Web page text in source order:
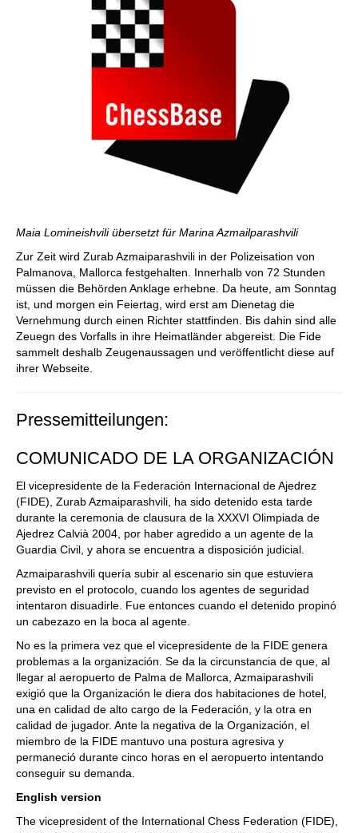
Maia Lomineishvili übersetzt für Marina Azmailparashvili
Zur Zeit wird Zurab Azmaiparashvili in der Polizeisation von
Palmanova, Mallorca festgehalten. Innerhalb von 72 Stunden
müssen die Behörden Anklage erhebne. Da heute, am Sonntag
ist, und morgen ein Feiertag, wird erst am Dienetag die
Vernehmung durch einen Richter stattfinden. Bis dahin sind alle
Zeuegn des Vorfalls in ihre Heimatländer abgereist. Die Fide
sammelt deshalb Zeugenaussagen und veröffentlicht diese auf
ihrer Webseite.
Pressemitteilungen:
COMUNICADO DE LA ORGANIZACIÓN
El vicepresidente de la Federación Internacional de Ajedrez
(FIDE), Zurab Azmaiparashvili, ha sido detenido esta tarde
durante la ceremonia de clausura de la XXXVI Olimpiada de
Ajedrez Calvià 2004, por haber agredido a un agente de la
Guardia Civil, y ahora se encuentra a disposición judicial.
Azmaiparashvili quería subir al escenario sin que estuviera
previsto en el protocolo, cuando los agentes de seguridad
intentaron disuadirle. Fue entonces cuando el detenido propinó
un cabezazo en la boca al agente.
No es la primera vez que el vicepresidente de la FIDE genera
problemas a la organización. Se da la circunstancia de que, al
llegar al aeropuerto de Palma de Mallorca, Azmaiparashvili
exigió que la Organización le diera dos habitaciones de hotel,
una en calidad de alto cargo de la Federación, y la otra en
calidad de jugador. Ante la negativa de la Organización, el
miembro de la FIDE mantuvo una postura agresiva y
permaneció durante cinco horas en el aeropuerto intentando
conseguir su demanda.
English version
The vicepresident of the International Chess Federation (FIDE),